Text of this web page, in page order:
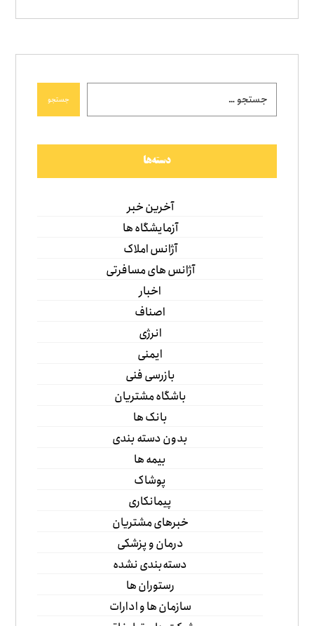
جستجو
دسته‌ها
آخرین خبر
آزمایشگاه ها
آژانس املاک
آژانس های مسافرتی
اخبار
اصناف
انرژی
ایمنی
بازرسی فنی
باشگاه مشتریان
بانک ها
بدون دسته بندی
بیمه ها
پوشاک
پیمانکاری
خبرهای مشتریان
درمان و پزشکی
دسته‌بندی نشده
رستوران ها
سازمان ها و ادارات